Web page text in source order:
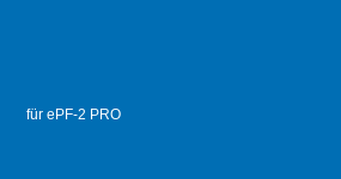
für ePF-2 PRO